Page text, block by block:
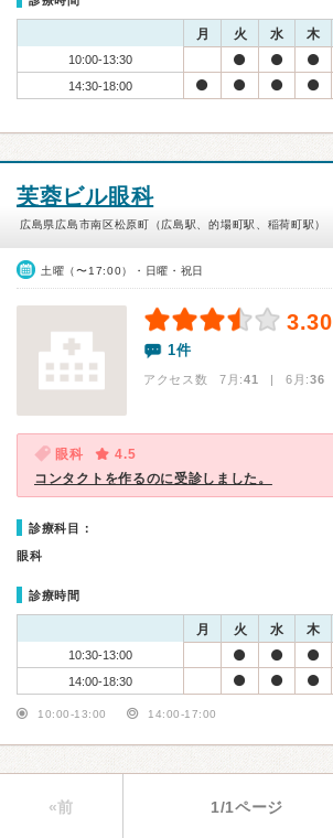
月 火 水 木
10:00-13:30
14:30-18:00
芙蓉ビル眼科
広島県広島市南区松原町（広島駅、的場町駅、稲荷町駅）
土曜（〜17:00）・日曜・祝日
3.30
1件
アクセス数 7月:41 | 6月:36
眼科
4.5
コンタクトを作るのに受診しました。
診療科目：
眼科
診療時間
月 火 水 木
10:30-13:00
14:00-18:30
10:00-13:00 14:00-17:00
«前 1/1ページ